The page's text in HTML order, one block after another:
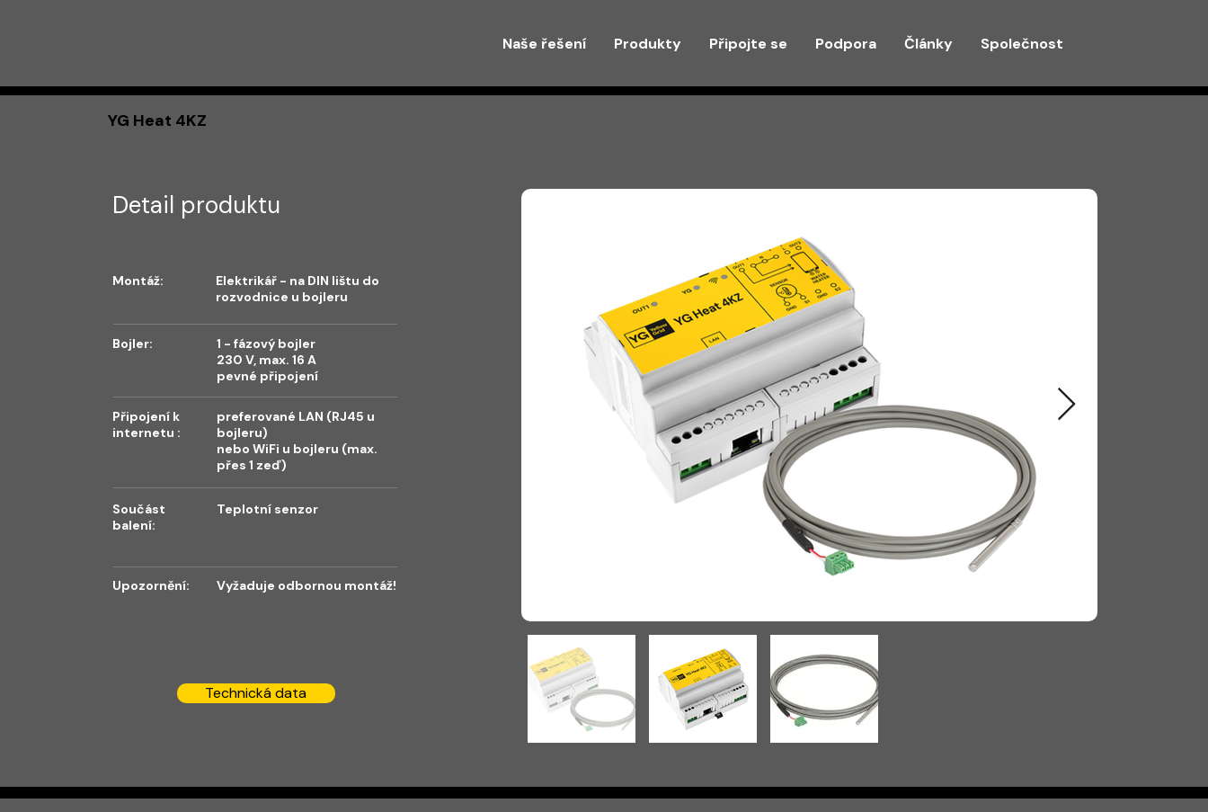
Naše řešení Produkty Připojte se Podpora Články Společnost
YG Heat 4KZ
Detail produktu
Montáž:
Elektrikář - na DIN lištu do
rozvodnice u bojleru
Bojler:
1 - fázový bojler
230 V, max. 16 A
pevné připojení
Připojení k
internetu :
preferované LAN (RJ45 u
bojleru)
nebo WiFi u bojleru (max.
přes 1 zeď)
Součást
balení:
Teplotní senzor
Upozornění: Vyžaduje odbornou montáž!
Technická data